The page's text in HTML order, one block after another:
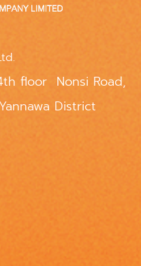
floor Nonsi Road,
District